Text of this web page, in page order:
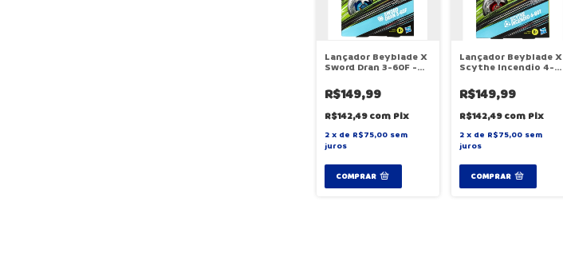
Lançador Beyblade X
Sword Dran 3-60F -
R$149,99
R$142,49com Pix
2 x de R$75,00 sem
juros
Lançador Beyblade X
Scythe Incendio 4-
R$149,99
R$142,49com Pix
2 x de R$75,00 sem
juros